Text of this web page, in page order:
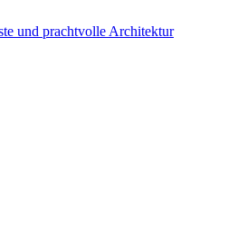
und prachtvolle Architektur